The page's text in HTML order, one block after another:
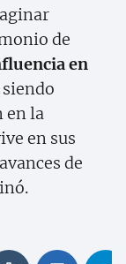
de
en
en la
en sus
de